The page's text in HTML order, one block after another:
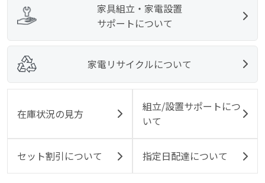
家具組立・家電設置
サポートについて
家電リサイクルについて
在庫状況の見方
組立/設置サポートにつ
いて
セット割引について 指定日配達について